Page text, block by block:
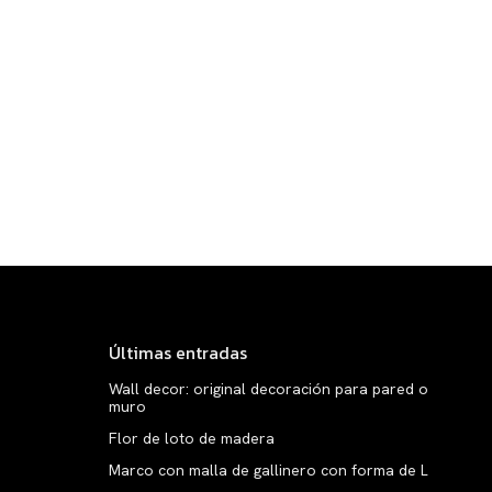
Últimas entradas
Wall decor: original decoración para pared o
muro
Flor de loto de madera
Marco con malla de gallinero con forma de L